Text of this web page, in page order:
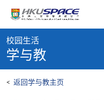
content
content
start
校园生活
学与教
< 返回学与教主页